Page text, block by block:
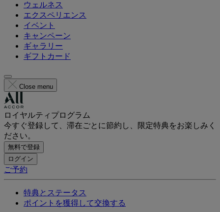
ウェルネス
エクスペリエンス
イベント
キャンペーン
ギャラリー
ギフトカード
Close menu
ロイヤルティプログラム
今すぐ登録して、滞在ごとに節約し、限定特典をお楽しみく
ださい。
無料で登録
ログイン
ご予約
特典とステータス
ポイントを獲得して交換する